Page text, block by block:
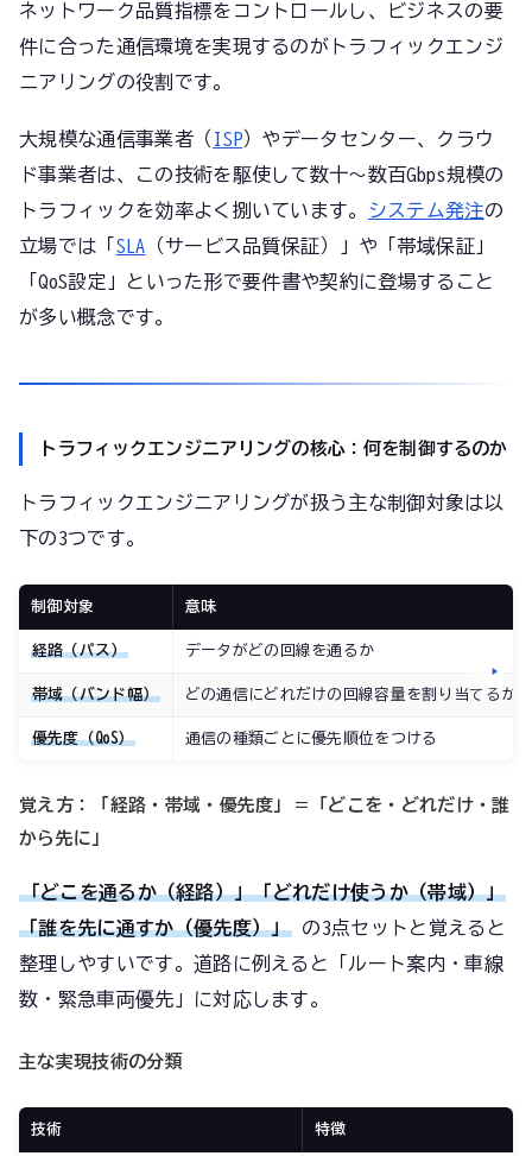
ネットワーク品質指標をコントロールし、ビジネスの要
件に合った通信環境を実現するのがトラフィックエンジ
ニアリングの役割です。
大規模な通信事業者（ ISP）やデータセンター、クラウ
ド事業者は、この技術を駆使して数十〜数百Gbps規模の
トラフィックを効率よく捌いています。 システム発注の
立場では「 SLA （サービス品質保証）」や「帯域保証」
「QoS設定」といった形で要件書や契約に登場すること
が多い概念です。
トラフィックエンジニアリングの核心：何を制御するのか
トラフィックエンジニアリングが扱う主な制御対象は以
下の3つです。
制御対象 意味
経路（パス） データがどの回線を通るか
帯域（バンド幅） どの通信にどれだけの回線容量を割り当てるか
優先度（QoS） 通信の種類ごとに優先順位をつける
覚え方：「経路・帯域・優先度」＝「どこを・どれだけ・誰
から先に」
「どこを通るか（経路）」「どれだけ使うか（帯域）」
「誰を先に通すか（優先度）」 の3点セットと覚えると
整理しやすいです。道路に例えると「ルート案内・車線
数・緊急車両優先」に対応します。
主な実現技術の分類
技術 特徴